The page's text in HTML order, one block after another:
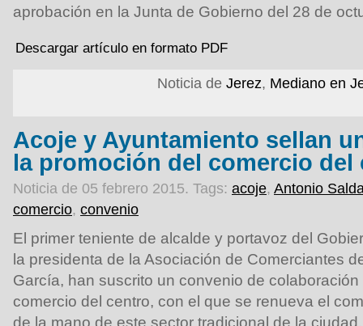
aprobación en la Junta de Gobierno del 28 de
Descargar artículo en formato PDF
Noticia de Jerez, Mediano en
Acoje y Ayuntamiento sellan
la promoción del comercio del
Noticia de 05 febrero 2015. Tags: acoje, Antonio
comercio, convenio
El primer teniente de alcalde y portavoz del
la presidenta de la Asociación de Comerciantes
García, han suscrito un convenio de
comercio del centro, con el que se renueva el
de la mano de este sector tradicional de la